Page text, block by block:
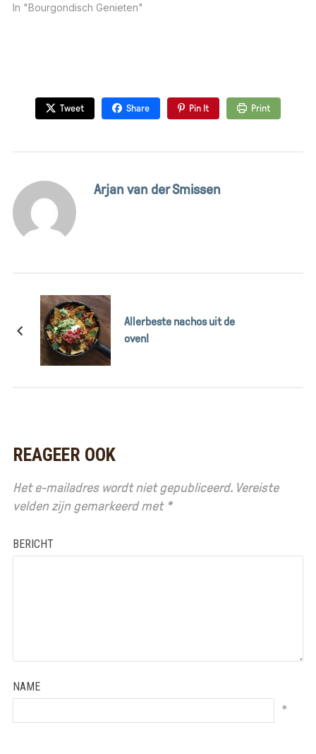
In "Bourgondisch Genieten"
Tweet Share Pin It Print
Arjan van der Smissen
Allerbeste nachos uit de
oven!
REAGEER OOK
Het e-mailadres wordt niet gepubliceerd. Vereiste
velden zijn gemarkeerd met *
BERICHT
NAME
*